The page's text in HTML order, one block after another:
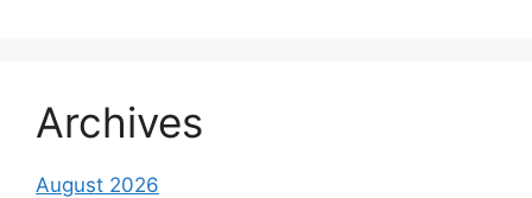
Archives
August 2026